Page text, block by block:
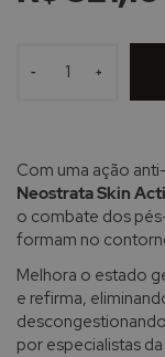
- +
Com uma ação
Neostrata Skin
o combate dos
formam no
Melhora o estado
e refirma,
por especialistas